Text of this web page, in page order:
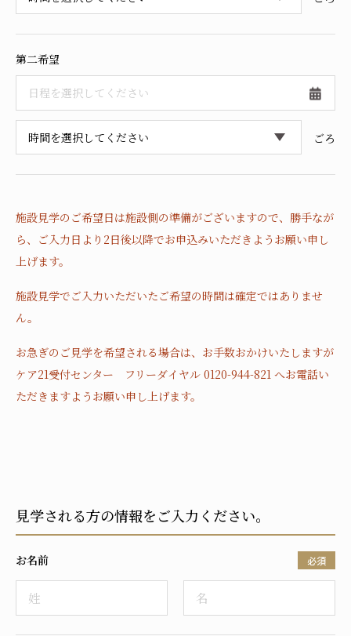
第二希望
ごろ
施設見学のご希望日は施設側の準備がございますので、 勝手なが
ら、ご入力日より2日後以降でお申込みいただきようお願い申し
上げます。
施設見学でご入力いただいたご希望の時間は確定ではありませ
ん。
お急ぎのご見学を希望される場合は、お手数おかけいたしますが
ケア21受付センター フリーダイヤル 0120-944-821 へお電話い
ただきますようお願い申し上げます。
見学される方の情報をご入力ください。
お名前 必須